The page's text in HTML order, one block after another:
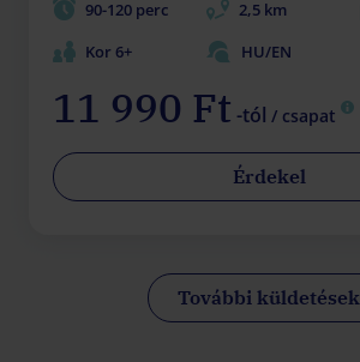
90-120 perc 2,5 km
Kor 6+
HU/EN
11 990 Ft -tól / csapat
Érdekel
További küldetések